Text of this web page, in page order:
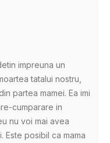
impreuna un
tatalui nostru,
partea mamei. Ea imi
cumparare in
nu voi mai avea
Este posibil ca mama